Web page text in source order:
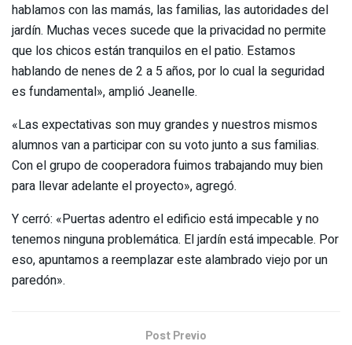
hablamos con las mamás, las familias, las autoridades del
jardín. Muchas veces sucede que la privacidad no permite
que los chicos están tranquilos en el patio. Estamos
hablando de nenes de 2 a 5 años, por lo cual la seguridad
es fundamental», amplió Jeanelle.
«Las expectativas son muy grandes y nuestros mismos
alumnos van a participar con su voto junto a sus familias.
Con el grupo de cooperadora fuimos trabajando muy bien
para llevar adelante el proyecto», agregó.
Y cerró: «Puertas adentro el edificio está impecable y no
tenemos ninguna problemática. El jardín está impecable. Por
eso, apuntamos a reemplazar este alambrado viejo por un
paredón».
Post Previo